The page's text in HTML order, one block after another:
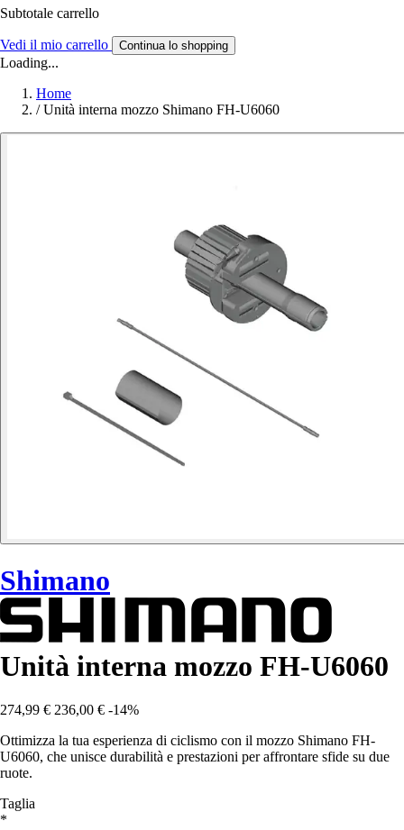
Subtotale carrello
Vedi il mio carrello Continua lo shopping
Loading...
Home
/ Unità interna mozzo Shimano FH-U6060
Shimano
Unità interna mozzo FH-U6060
274,99 € 236,00 € -14%
Ottimizza la tua esperienza di ciclismo con il mozzo Shimano FH-
U6060, che unisce durabilità e prestazioni per affrontare sfide su due
ruote.
Taglia
*